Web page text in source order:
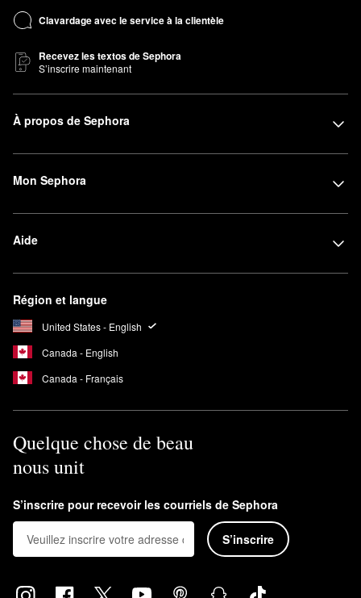
Clavardage avec le service à la clientèle
Recevez les textos de Sephora
S’inscrire maintenant
À propos de Sephora
Mon Sephora
Aide
Région et langue
United States - English
Canada - English
Canada - Français
Quelque chose de beau
nous unit
S’inscrire pour recevoir les courriels de Sephora
S’inscrire